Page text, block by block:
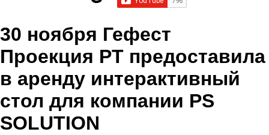
30 ноября Гефест
Проекция РТ предоставила
в аренду интерактивный
стол для компании PS
SOLUTION